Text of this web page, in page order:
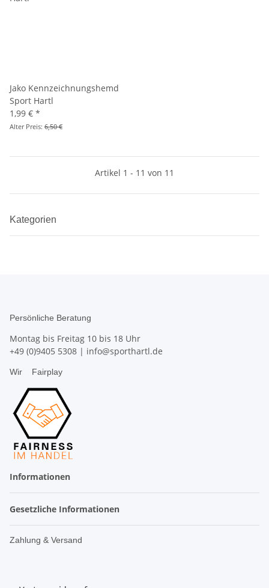
Jako Kennzeichnungshemd
Sport Hartl
1,99 € *
Alter Preis: 6,50 €
Artikel 1 - 11 von 11
Kategorien
Persönliche Beratung
Montag bis Freitag 10 bis 18 Uhr
+49 (0)9405 5308 | info@sporthartl.de
Wir Fairplay
Informationen
Gesetzliche Informationen
Zahlung & Versand